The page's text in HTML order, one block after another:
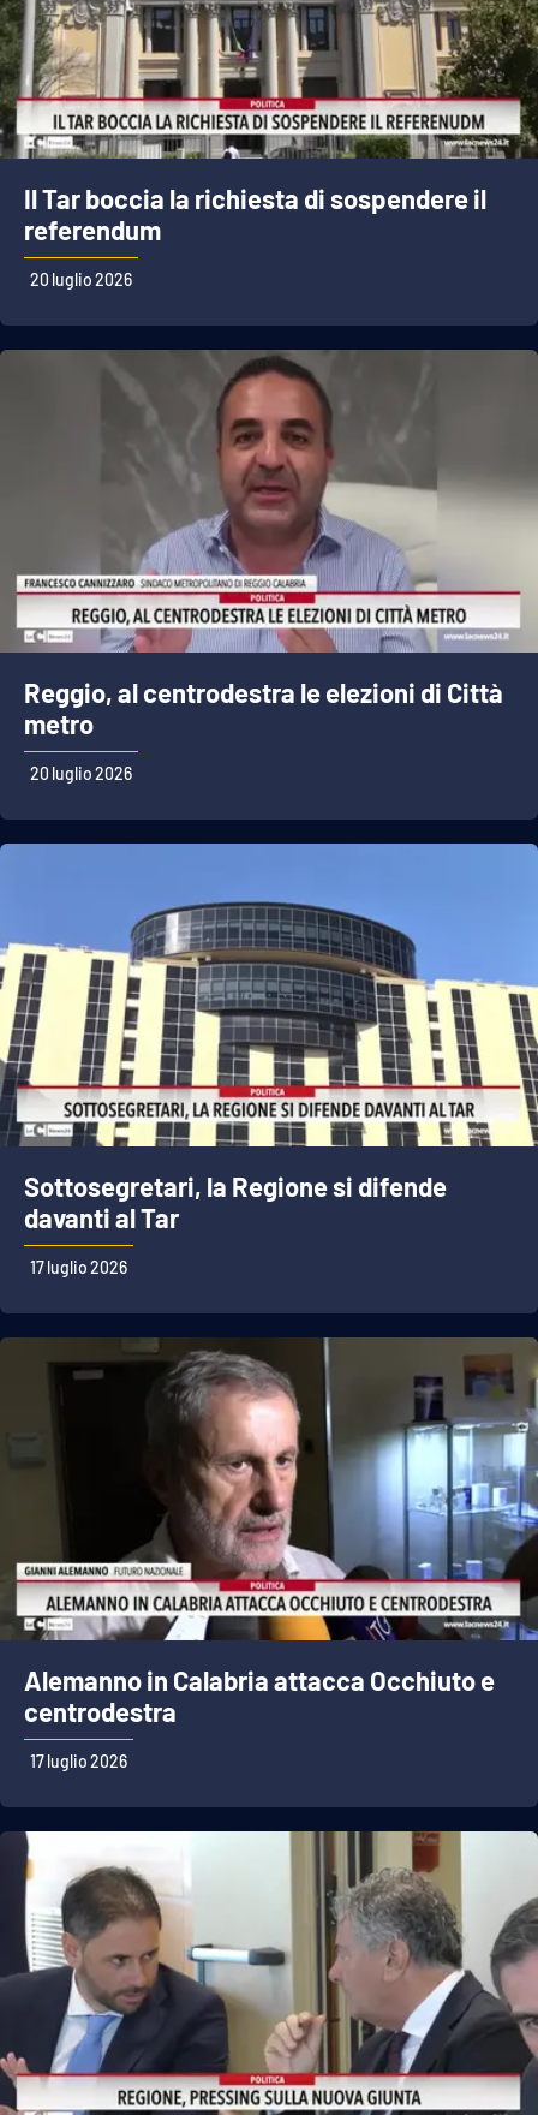
Il Tar boccia la richiesta di sospendere il
referendum
20 luglio 2026
Reggio, al centrodestra le elezioni di Città
metro
20 luglio 2026
Sottosegretari, la Regione si difende
davanti al Tar
17 luglio 2026
Alemanno in Calabria attacca Occhiuto e
centrodestra
17 luglio 2026